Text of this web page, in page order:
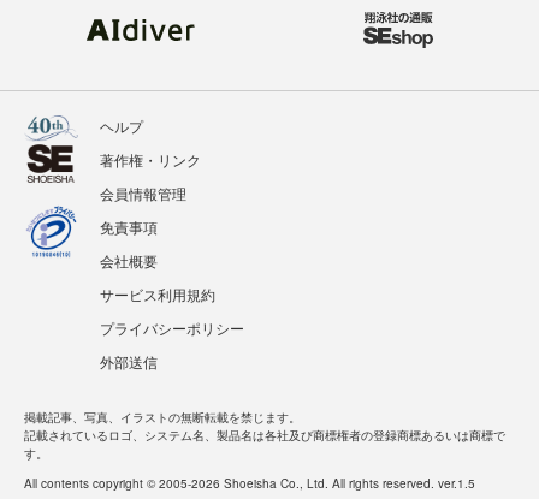
ヘルプ
著作権・リンク
会員情報管理
免責事項
会社概要
サービス利用規約
プライバシーポリシー
外部送信
掲載記事、写真、イラストの無断転載を禁じます。
記載されているロゴ、システム名、製品名は各社及び商標権者の登録商標あるいは商標で
す。
All contents copyright © 2005-2026 Shoeisha Co., Ltd. All rights reserved. ver.1.5